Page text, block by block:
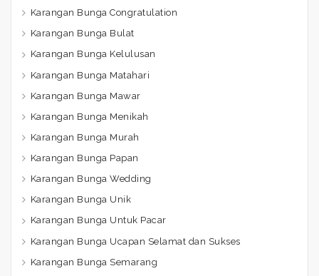
Karangan Bunga Congratulation
Karangan Bunga Bulat
Karangan Bunga Kelulusan
Karangan Bunga Matahari
Karangan Bunga Mawar
Karangan Bunga Menikah
Karangan Bunga Murah
Karangan Bunga Papan
Karangan Bunga Wedding
Karangan Bunga Unik
Karangan Bunga Untuk Pacar
Karangan Bunga Ucapan Selamat dan Sukses
Karangan Bunga Semarang